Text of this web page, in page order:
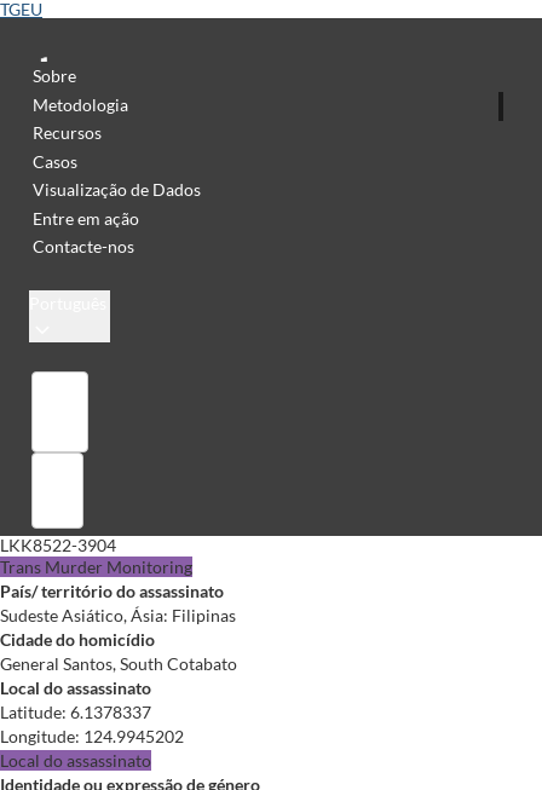
TGEU
Sobre
Metodologia
Recursos
Casos
Visualização de Dados
Entre em ação
Contacte-nos
LKK8522-3904
Trans Murder Monitoring
País/ território do assassinato
Sudeste Asiático, Ásia: Filipinas
Cidade do homicídio
General Santos, South Cotabato
Local do assassinato
Latitude: 6.1378337
Longitude: 124.9945202
Local do assassinato
Identidade ou expressão de género